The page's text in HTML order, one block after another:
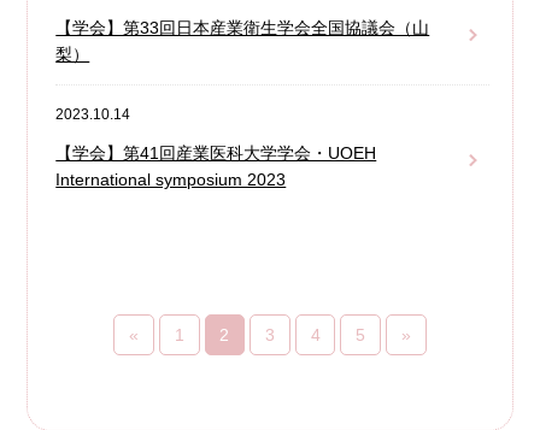
【学会】第33回日本産業衛生学会全国協議会（山
梨）
2023.10.14
【学会】第41回産業医科大学学会・UOEH
International symposium 2023
« 1 2 3 4 5 »